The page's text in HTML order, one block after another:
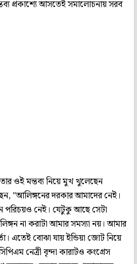
প্রকাশ্যে আসতেই সমালোচনায় সরব
ওই মন্তব্য নিয়ে মুখ খুলেছেন
"আলিঙ্গনের দরকার আমাদের নেই।
পরিচয়ও নেই। যেটুকু আছে সেটা
না করাটা আমার সমস্যা নয়। আমার
এতেই বোঝা যায় ইন্ডিয়া জোট নিয়ে
নেত্রী বৃন্দা কারাটও কংগ্রেস